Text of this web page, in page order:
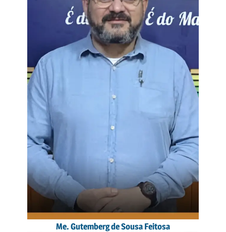
Me. Gutemberg de Sousa Feitosa